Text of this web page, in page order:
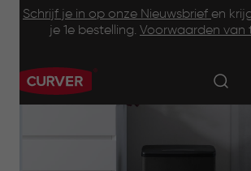
Schrijf je in op onze Nieuwsbrief en
je 1e bestelling. Voorwaarden van
Main
navigation
Footer